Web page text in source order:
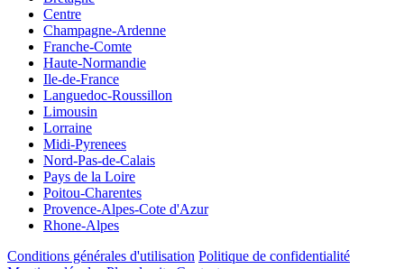
Centre
Champagne-Ardenne
Franche-Comte
Haute-Normandie
Ile-de-France
Languedoc-Roussillon
Limousin
Lorraine
Midi-Pyrenees
Nord-Pas-de-Calais
Pays de la Loire
Poitou-Charentes
Provence-Alpes-Cote d'Azur
Rhone-Alpes
Conditions générales d'utilisation Politique de confidentialité